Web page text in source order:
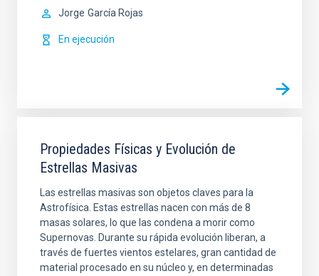
Jorge García Rojas
En ejecución
Propiedades Físicas y Evolución de
Estrellas Masivas
Las estrellas masivas son objetos claves para la
Astrofísica. Estas estrellas nacen con más de 8
masas solares, lo que las condena a morir como
Supernovas. Durante su rápida evolución liberan, a
través de fuertes vientos estelares, gran cantidad de
material procesado en su núcleo y, en determinadas